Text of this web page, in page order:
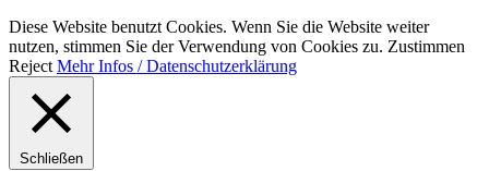
Diese Website benutzt Cookies. Wenn Sie die Website weiter
nutzen, stimmen Sie der Verwendung von Cookies zu. Zustimmen
Reject Mehr Infos / Datenschutzerklärung
Schließen